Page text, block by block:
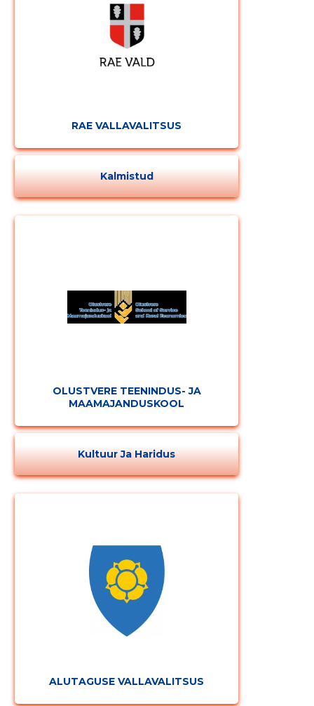
RAE VALLAVALITSUS
Kalmistud
OLUSTVERE TEENINDUS- JA
MAAMAJANDUSKOOL
Kultuur Ja Haridus
ALUTAGUSE VALLAVALITSUS